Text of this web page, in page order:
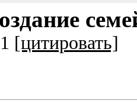
[цитировать]